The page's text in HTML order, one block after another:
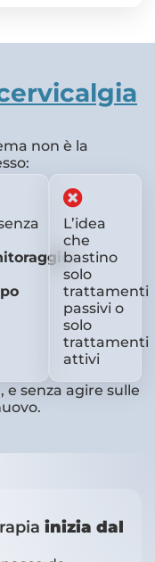
non è la
L’idea
che
bastino
solo
trattamenti
passivi o
solo
trattamenti
attivi
e senza agire sulle
inizia dal